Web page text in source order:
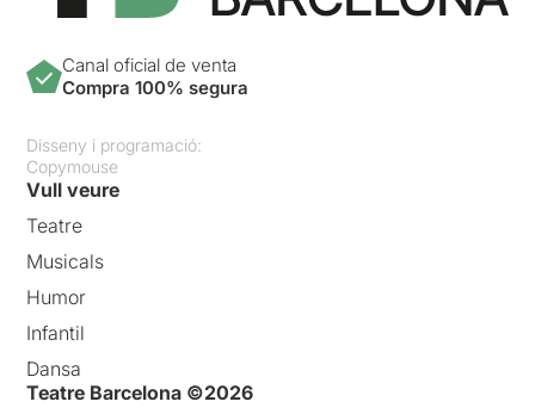
Canal oficial de venta
Compra 100% segura
Disseny i programació:
Copymouse
Vull veure
Teatre
Musicals
Humor
Infantil
Dansa
Teatre Barcelona ©2026